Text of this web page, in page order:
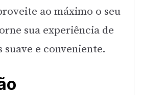
ao máximo o seu
sua experiência de
suave e conveniente.